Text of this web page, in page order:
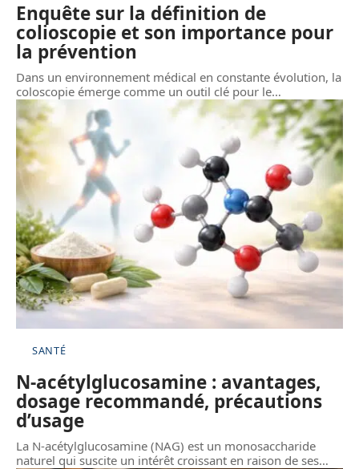
Enquête sur la définition de
colioscopie et son importance pour
la prévention
Dans un environnement médical en constante évolution, la
coloscopie émerge comme un outil clé pour le…
SANTÉ
N-acétylglucosamine : avantages,
dosage recommandé, précautions
d’usage
La N-acétylglucosamine (NAG) est un monosaccharide
naturel qui suscite un intérêt croissant en raison de ses…